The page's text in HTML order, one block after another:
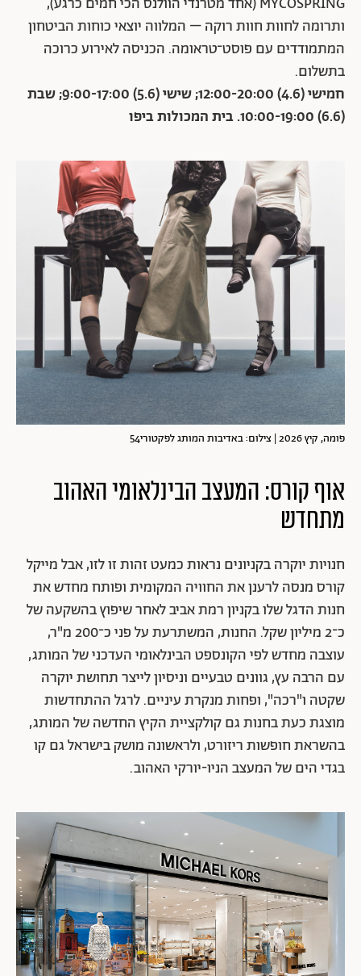
MYCOSPRING (אחד מטרנדי הוולנס הכי חמים כרגע),
ותרומה לחוות חוות רוקה – המלווה יוצאי כוחות הביטחון
המתמודדים עם פוסט־טראומה. הכניסה לאירוע כרוכה
בתשלום.
חמישי (4.6) 12:00-20:00; שישי (5.6) 9:00-17:00; שבת
(6.6) 10:00-19:00. בית המכולות ביפו
פומה, קיץ 2026 | צילום: באדיבות המותג לפקטורי54
אוף קורס: המעצב הבינלאומי האהוב
מתחדש
חנויות יוקרה בקניונים נראות כמעט זהות זו לזו, אבל מייקל
קורס מנסה לרענן את החוויה המקומית ופותח מחדש את
חנות הדגל שלו בקניון רמת אביב לאחר שיפוץ בהשקעה של
כ־2 מיליון שקל. החנות, המשתרעת על פני כ־200 מ"ר,
עוצבה מחדש לפי הקונספט הבינלאומי העדכני של המותג,
עם הרבה עץ, גוונים טבעיים וניסיון לייצר תחושת יוקרה
שקטה ו"רכה", ופחות מנקרת עיניים. לרגל ההתחדשות
מוצגת כעת בחנות גם קולקציית הקיץ החדשה של המותג,
בהשראת חופשות ריזורט, ולראשונה מושק בישראל גם קו
בגדי הים של המעצב הניו-יורקי האהוב.